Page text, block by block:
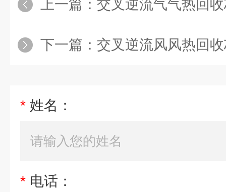
上一篇： 交叉逆流气气热回收
下一篇： 交叉逆流风风热回收芯
* 姓名：
* 电话：